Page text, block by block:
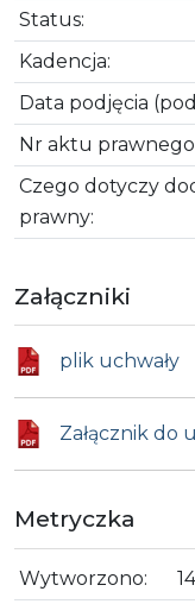
Status:
Kadencja:
Data podjęcia
Nr aktu
Czego dotyczy
prawny:
Załączniki
plik uchwały
Załącznik do
Metryczka
Wytworzono: